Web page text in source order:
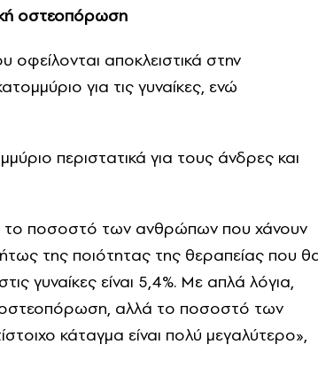
οστεοπόρωση
αποκλειστικά στην
για τις γυναίκες, ενώ
περιστατικά για τους άνδρες και
το ποσοστό των ανθρώπων που χάνουν
της ποιότητας της θεραπείας που
γυναίκες είναι 5,4%. Με απλά λόγια,
οστεοπόρωση, αλλά το ποσοστό των
κάταγμα είναι πολύ μεγαλύτερο»,